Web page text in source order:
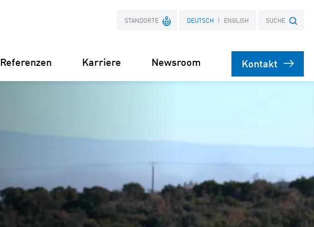
STANDORTE
Finnland Frankreich
DEUTSCH ENGLISH SUCHE
Batteriespeicher
(BESS)
(PPA)
Referenzen Karriere Newsroom Kontakt